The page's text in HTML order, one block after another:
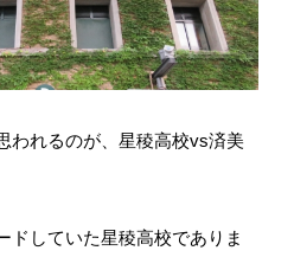
われるのが、星稜高校vs済美
ドしていた星稜高校でありま